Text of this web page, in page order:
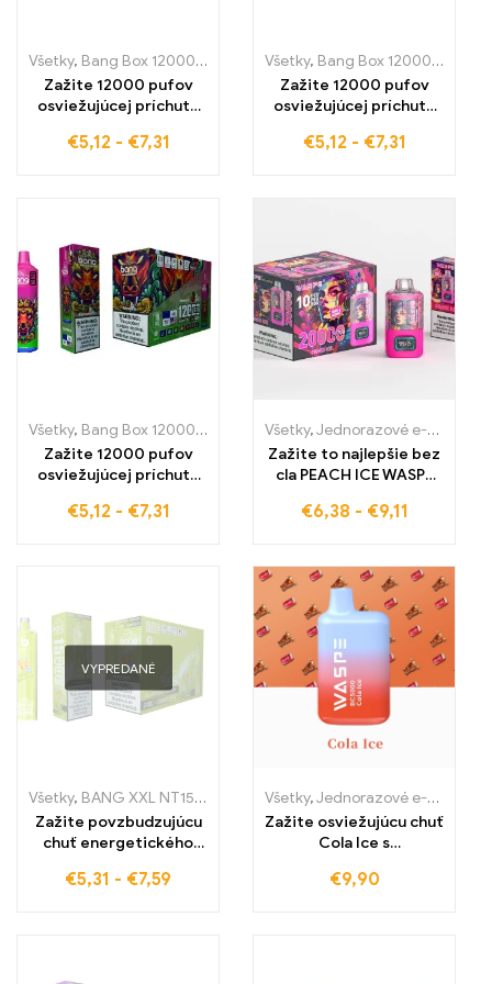
Všetky, Bang Box 12000 Pufov Jednorazové e-cigaretky,
Zažite 12000 pufov
osviežujúcej príchute
s vysokokvalitnou Bang
€5,12 - €7,31
Všetky, Bang Box 12000 Pufov
Zažite 12000 pufov
osviežujúcej príchute
Box e-cigaretu –
€5,12 - €7,31
Všetky, Bang Box 12000 Pufov Jednorazové e-cigaretky,
Zažite 12000 pufov
osviežujúcej príchute
Bang Box e-cigaretu –
sviežosť
€5,12 - €7,31
Všetky,Jednorazové e-cigaretky
Zažite to najlepšie bez
cla PEACH ICE WASPE
Mesh pre jemnú chuť
€6,38 - €9,11
VYPREDANÉ
Všetky, BANG XXL NT15000 Jednorazové e-cigaretky,
Zažite povzbudzujúcu
chuť energetického
Energy Drink Táto
€5,31 - €7,59
Všetky,Jednorazové e-cigaretky
Zažite osviežujúcu chuť
Cola Ice s
cigaretou WASPE 5000
€9,90